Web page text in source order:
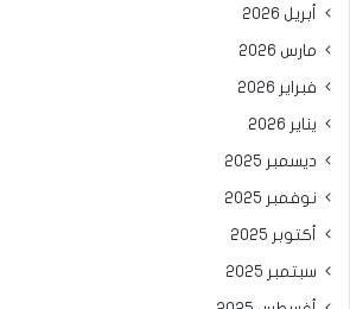
أبريل 2026
مارس 2026
فبراير 2026
يناير 2026
ديسمبر 2025
نوفمبر 2025
أكتوبر 2025
سبتمبر 2025